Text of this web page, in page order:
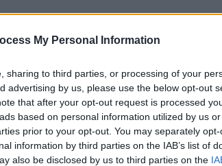
My Personal Information
sharing to third parties, or processing of your
advertising by us, please use the below opt-out
that after your opt-out request is processed
based on personal information utilized by us
prior to your opt-out. You may separately
information by third parties on the IAB’s list of
also be disclosed by us to third parties on the
un Plan Integral de
del Tabaquismo y
Infantil
Prieto
de este autor
de febrero de 2020